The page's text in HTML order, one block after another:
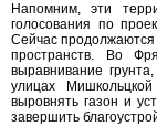
Напомним, эти
голосования по
Сейчас продолжаются
пространств. Во
выравнивание
улицах
выровнять газон и
завершить